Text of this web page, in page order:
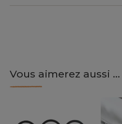
Vous aimerez aussi ...